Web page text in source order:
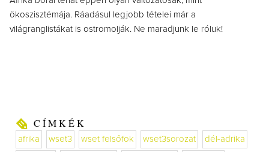
ökoszisztémája. Ráadásul legjobb tételei már a
világranglistákat is ostromolják. Ne maradjunk le róluk!
CÍMKÉK
afrika wset3 wset felsőfok wset3sorozat dél-adrika